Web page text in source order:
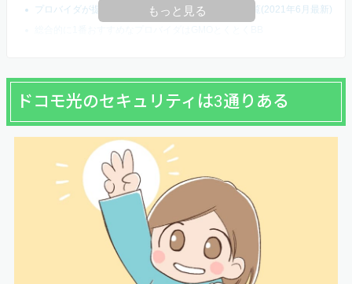
プロバイダが提供しているセキュリティサービス一覧(2021年6月最新)
もっと見る
ドコモ光のセキュリティは3通りある